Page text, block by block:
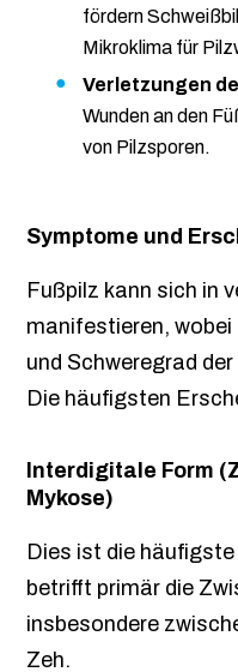
fördern
Mikroklima für
Verletzungen
Wunden an den
von Pilzsporen.
Symptome und
Fußpilz kann sich in
manifestieren,
und Schweregrad
Die häufigsten
Interdigitale Form
Mykose)
Dies ist die
betrifft primär die
insbesondere
Zeh.